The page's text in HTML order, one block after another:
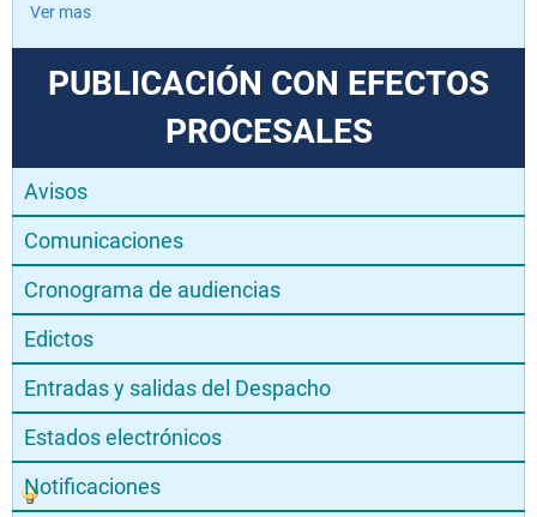
Ver mas
PUBLICACIÓN CON EFECTOS
PROCESALES
Avisos
Comunicaciones
Cronograma de audiencias
Edictos
Entradas y salidas del Despacho
Estados electrónicos
Notificaciones